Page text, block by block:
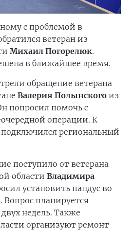
с проблемой в
ветеран из
Михаил Погорелюк.
в ближайшее время.
обращение ветерана
Валерия Полынского из
попросил помочь с
операции. К
региональный
поступило от ветерана
области Владимира
установить пандус во
Вопрос планируется
недель. Также
организуют ремонт